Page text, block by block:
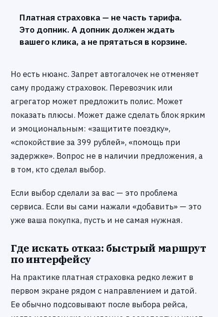
Платная страховка — не часть тарифа.
Это допник. А допник должен ждать
вашего клика, а не прятаться в корзине.
Но есть нюанс. Запрет автогалочек не отменяет
саму продажу страховок. Перевозчик или
агрегатор может предложить полис. Может
показать плюсы. Может даже сделать блок ярким
и эмоциональным: «защитите поездку»,
«спокойствие за 399 рублей», «помощь при
задержке». Вопрос не в наличии предложения, а
в том, кто сделал выбор.
Если выбор сделали за вас — это проблема
сервиса. Если вы сами нажали «добавить» — это
уже ваша покупка, пусть и не самая нужная.
Где искать отказ: быстрый маршрут
по интерфейсу
На практике платная страховка редко лежит в
первом экране рядом с направлением и датой.
Ее обычно подсовывают после выбора рейса,